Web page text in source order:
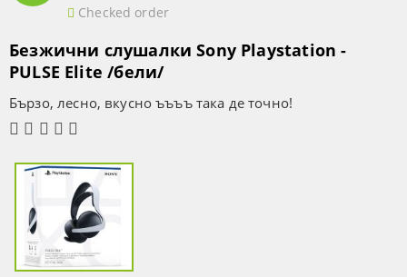
Checked order
Безжични слушалки Sony Playstation -
PULSE Elite /бели/
Бързо, лесно, вкусно ъъъъ така де точно!